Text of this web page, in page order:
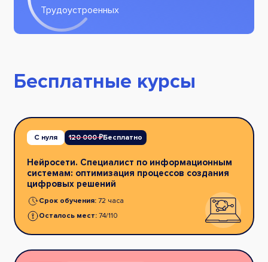
Трудоустроенных
Бесплатные курсы
С нуля 120 000 ₽Бесплатно
Нейросети. Специалист по информационным
системам: оптимизация процессов создания
цифровых решений
Срок обучения: 72 часа
Осталось мест: 74/110